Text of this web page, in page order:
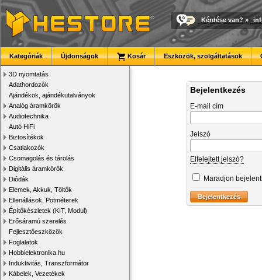
Kérdése van? »
Kategóriák Újdonságok Kosár Eszközök, szolgáltatások
3D nyomtatás
Adathordozók
Ajándékok, ajándékutalványok
Analóg áramkörök
Audiotechnika
Autó HiFi
Biztosítékok
Csatlakozók
Csomagolás és tárolás
Digitális áramkörök
Diódák
Elemek, Akkuk, Töltők
Ellenállások, Potméterek
Építőkészletek (KIT, Modul)
Erősáramú szerelés
Fejlesztőeszközök
Foglalatok
Hobbielektronika.hu
Induktivitás, Transzformátor
Kábelek, Vezetékek
Bejelentkezés
E-mail cím
Jelszó
Elfelejtett jelszó?
Maradjon